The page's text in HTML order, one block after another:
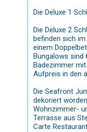
Die Deluxe 1
Die Deluxe 2
befinden sich
einem
Bungalows sind
Badezimmer
Aufpreis in den
Die Seafront
dekoriert
Wohnzimmer-
Terrasse aus
Carte